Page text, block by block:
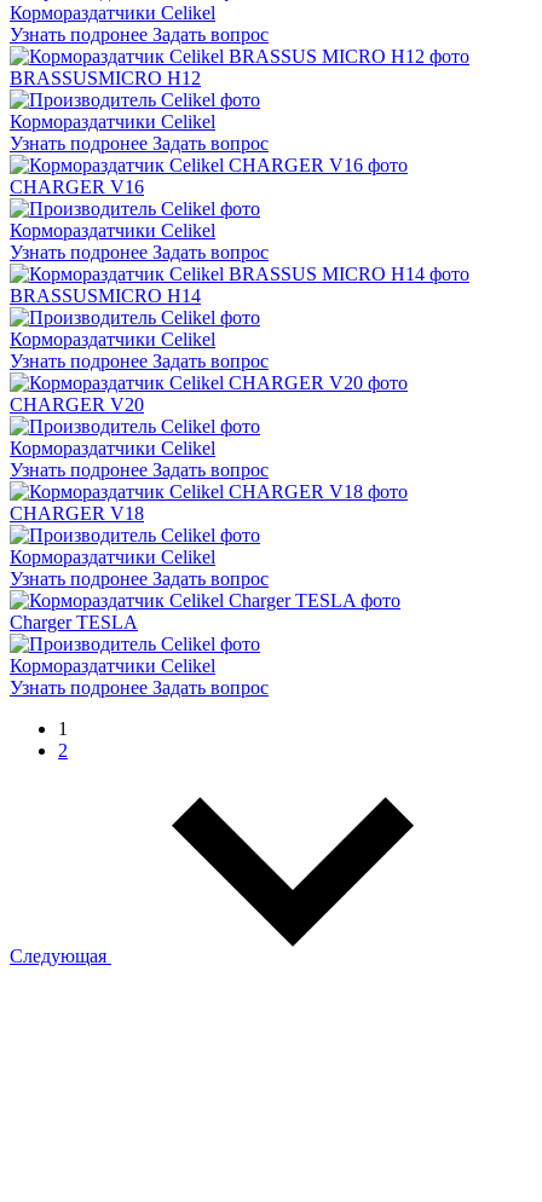
Кормораздатчики Celikel
Узнать подронее Задать вопрос
BRASSUSMICRO H12
Кормораздатчики Celikel
Узнать подронее Задать вопрос
CHARGER V16
Кормораздатчики Celikel
Узнать подронее Задать вопрос
BRASSUSMICRO H14
Кормораздатчики Celikel
Узнать подронее Задать вопрос
CHARGER V20
Кормораздатчики Celikel
Узнать подронее Задать вопрос
CHARGER V18
Кормораздатчики Celikel
Узнать подронее Задать вопрос
Charger TESLA
Кормораздатчики Celikel
Узнать подронее Задать вопрос
1
2
Следующая